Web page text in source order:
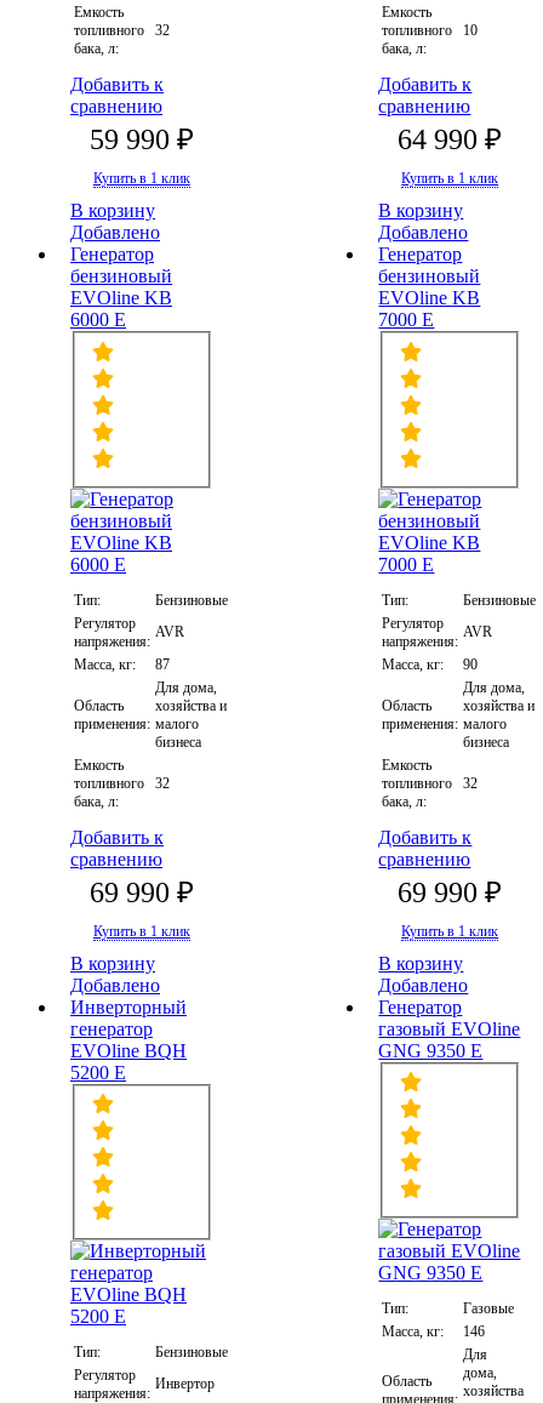
Емкость
топливного
бака, л:
32
Добавить к
сравнению
59 990 ₽
Купить в 1 клик
В корзину
Добавлено
Емкость
топливного
бака, л:
10
Добавить к
сравнению
64 990 ₽
Купить в 1 клик
В корзину
Добавлено
Генератор
бензиновый
EVOline KB
6000 E
Тип:
Бензиновые
Регулятор
напряжения:
AVR
Масса, кг:
87
Область
применения:
Для дома,
хозяйства и
малого
бизнеса
Емкость
топливного
бака, л:
32
Добавить к
сравнению
69 990 ₽
Купить в 1 клик
В корзину
Добавлено
Генератор
бензиновый
EVOline KB
7000 E
Тип:
Бензиновые
Регулятор
напряжения:
AVR
Масса, кг:
90
Область
применения:
Для дома,
хозяйства и
малого
бизнеса
Емкость
топливного
бака, л:
32
Добавить к
сравнению
69 990 ₽
Купить в 1 клик
В корзину
Добавлено
Инверторный
генератор
EVOline BQH
5200 E
Тип:
Бензиновые
Регулятор
напряжения:
Инвертор
Генератор
газовый EVOline
GNG 9350 E
Тип:
Газовые
Масса, кг:
146
Область
Для
дома,
хозяйства